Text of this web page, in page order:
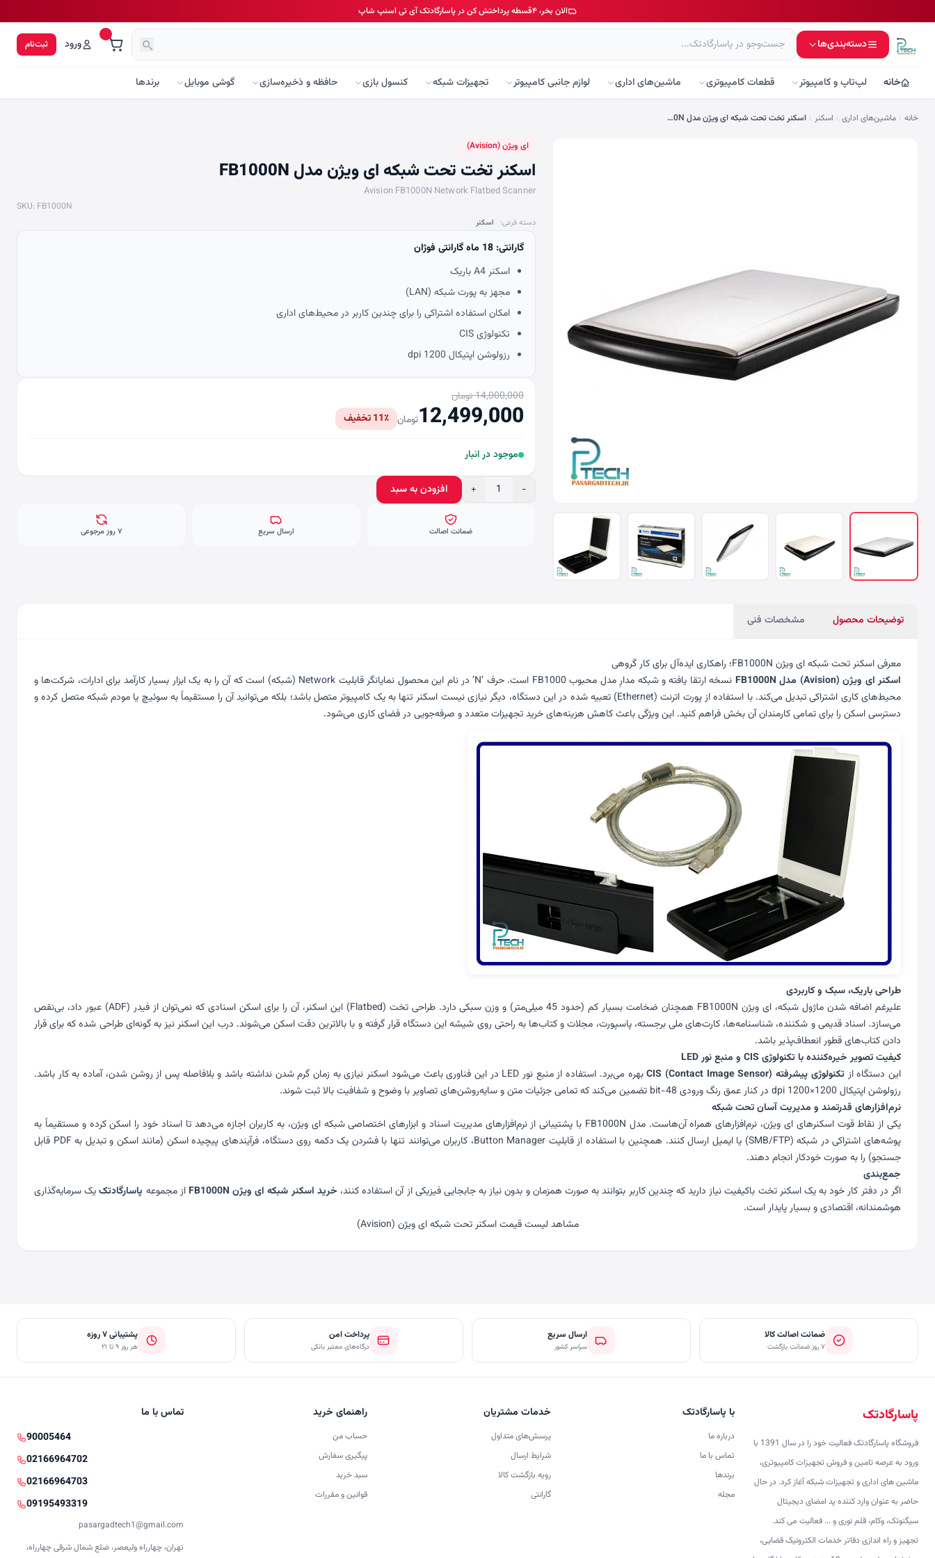
الان بخر، ۴قسطه پرداختش کن در پاسارگادتک آی تی اسنپ شاپ
دسته‌بندی‌ها ورود ثبت‌نام
خانه لپ‌تاپ و کامپیوتر قطعات کامپیوتری ماشین‌های اداری لوازم جانبی کامپیوتر تجهیزات شبکه کنسول بازی حافظه و ذخیره‌سازی گوشی موبایل برندها
خانه ماشین‌های اداری اسکنر اسکنر تخت تحت شبکه ای ویژن مدل FB1000N
ای ویژن (Avision)
اسکنر تخت تحت شبکه ای ویژن مدل FB1000N
Avision FB1000N Network Flatbed Scanner
SKU: FB1000N
دسته فرعی: اسکنر
گارانتی: 18 ماه گارانتی فوژان
اسکنر A4 باریک
مجهز به پورت شبکه (LAN)
امکان استفاده اشتراکی را برای چندین کاربر در محیط‌های اداری
تکنولوژی CIS
رزولوشن اپتیکال 1200 dpi
14,000,000 تومان
12,499,000تومان 11٪ تخفیف
موجود در انبار
−
1
+ افزودن به سبد
ضمانت اصالت ارسال سریع ۷ روز مرجوعی
توضیحات محصول مشخصات فنی
معرفی اسکنر تحت شبکه ای ویژن FB1000N؛ راهکاری ایده‌آل برای کار گروهی
اسکنر ای ویژن (Avision) مدل FB1000N
نسخه ارتقا یافته و شبکه مدارِ مدل محبوب FB1000 است. حرف ‘N’ در نام این محصول نمایانگر قابلیت Network (شبکه) است که آن را به یک ابزار بسیار کارآمد برای ادارات، شرکت‌ها و
محیط‌های کاری اشتراکی تبدیل می‌کند. با استفاده از پورت اترنت (Ethernet) تعبیه شده در این دستگاه، دیگر نیازی نیست اسکنر تنها به یک کامپیوتر متصل باشد؛ بلکه می‌توانید آن را مستقیماً به سوئیچ یا مودم شبکه متصل کرده و
دسترسی اسکن را برای تمامی کارمندان آن بخش فراهم کنید. این ویژگی باعث کاهش هزینه‌های خرید تجهیزات متعدد و صرفه‌جویی در فضای کاری می‌شود.
طراحی باریک، سبک و کاربردی
علیرغم اضافه شدن ماژول شبکه، ای ویژن FB1000N همچنان ضخامت بسیار کم (حدود 45 میلی‌متر) و وزن سبکی دارد. طراحی تخت (Flatbed) این اسکنر، آن را برای اسکن اسنادی که نمی‌توان از فیدر (ADF) عبور داد، بی‌نقص
می‌سازد. اسناد قدیمی و شکننده، شناسنامه‌ها، کارت‌های ملی برجسته، پاسپورت، مجلات و کتاب‌ها به راحتی روی شیشه این دستگاه قرار گرفته و با بالاترین دقت اسکن می‌شوند. درب این اسکنر نیز به گونه‌ای طراحی شده که برای قرار
دادن کتاب‌های قطور انعطاف‌پذیر باشد.
کیفیت تصویر خیره‌کننده با تکنولوژی CIS و منبع نور LED
این دستگاه ازتکنولوژی پیشرفته CIS (Contact Image Sensor)
بهره می‌برد. استفاده از منبع نور LED در این فناوری باعث می‌شود اسکنر نیازی به زمان گرم شدن نداشته باشد و بلافاصله پس از روشن شدن، آماده به کار باشد.
رزولوشن اپتیکال 1200×1200 dpi در کنار عمق رنگ ورودی 48-bit تضمین می‌کند که تمامی جزئیات متن و سایه‌روشن‌های تصاویر با وضوح و شفافیت بالا ثبت شوند.
نرم‌افزارهای قدرتمند و مدیریت آسان تحت شبکه
یکی از نقاط قوت اسکنرهای ای ویژن، نرم‌افزارهای همراه آن‌هاست. مدل FB1000N با پشتیبانی از نرم‌افزارهای مدیریت اسناد و ابزارهای اختصاصی شبکه ای ویژن، به کاربران اجازه می‌دهد تا اسناد خود را اسکن کرده و مستقیماً به
پوشه‌های اشتراکی در شبکه (SMB/FTP) یا ایمیل ارسال کنند. همچنین با استفاده از قابلیت Button Manager، کاربران می‌توانند تنها با فشردن یک دکمه روی دستگاه، فرآیندهای پیچیده اسکن (مانند اسکن و تبدیل به PDF قابل
جستجو) را به صورت خودکار انجام دهند.
جمع‌بندی
اگر در دفتر کار خود به یک اسکنر تخت باکیفیت نیاز دارید که چندین کاربر بتوانند به صورت همزمان و بدون نیاز به جابجایی فیزیکی از آن استفاده کنند، خرید اسکنر شبکه ای ویژن FB1000N از مجموعه پاسارگادتکیک سرمایه‌گذاری
هوشمندانه، اقتصادی و بسیار پایدار است.
مشاهد لیست قیمت اسکنرتحت شبکه ای ویژن (Avision)
ضمانت اصالت کالا
۷ روز ضمانت بازگشت
ارسال سریع
سراسر کشور
پرداخت امن
درگاه‌های معتبر بانکی
پشتیبانی ۷ روزه
هر روز ۹ تا ۲۱
پاسارگادتک
فروشگاه پاسارگادتک فعالیت خود را در سال 1391 با
ورود به عرصه تامین و فروش تجهیزات کامپیوتری،
ماشین های اداری و تجهیزات شبکه آغاز کرد. در حال
حاضر به عنوان وارد کننده پد امضای دیجیتال
سیگنوتک، وکام، قلم نوری و ... فعالیت می کند.
تجهیز و راه اندازی دفاتر خدمات الکترونیک قضایی،
با پاسارگادتک
درباره ما
تماس با ما
برندها
مجله
خدمات مشتریان
پرسش‌های متداول
شرایط ارسال
رویه بازگشت کالا
گارانتی
راهنمای خرید
حساب من
پیگیری سفارش
سبد خرید
قوانین و مقررات
تماس با ما
90005464
02166964702
02166964703
09195493319
pasargadtech1@gmail.com
تهران، چهارراه ولیعصر، ضلع شمال شرقی چهارراه،